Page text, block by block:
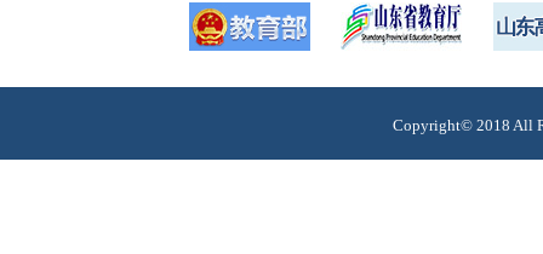
Copyright© 2018 All